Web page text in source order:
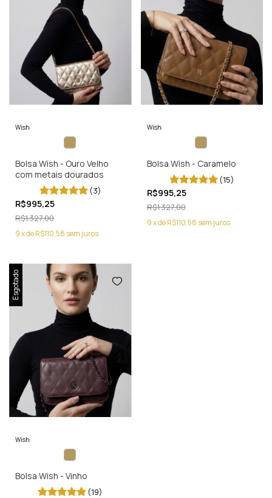
Wish:
Bolsa Wish - Ouro Velho
com metais dourados
(3)
R$995,25
R$1.327,00
9xdeR$110,58 sem juros
Wish:
Bolsa Wish - Caramelo
(15)
R$995,25
R$1.327,00
9xdeR$110,58 sem juros
Esgotado
Wish:
Bolsa Wish - Vinho
(19)